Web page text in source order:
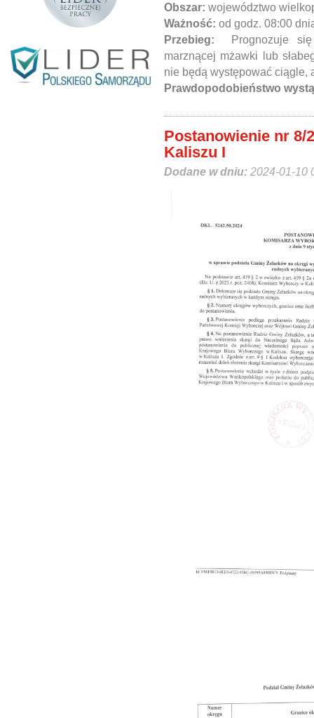
Obszar: województwo
Ważność: od godz. 08:00
Przebieg: Prognozuje
marznącej mżawki lub
nie będą występować ciągle,
Prawdopodobieństwo
Postanowienie nr 8/
Kaliszu I
Dodane w dniu: 2024-01-10